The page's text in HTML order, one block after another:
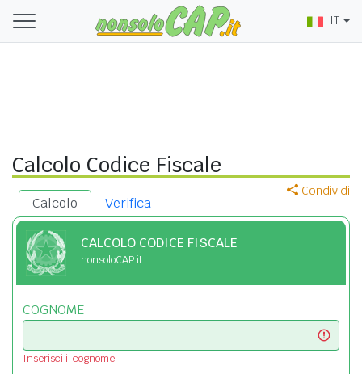
IT
Calcolo Codice Fiscale
Condividi
Calcolo Verifica
CALCOLO CODICE FISCALE
nonsoloCAP.it
COGNOME
Inserisci il cognome